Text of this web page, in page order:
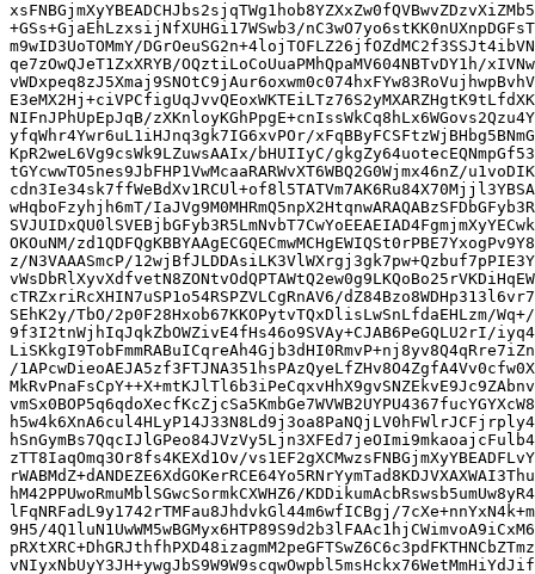
+GSs+GjaEhLzxsijNfXUHGi17WSwb3/
m9wID3UoTOMmY/
qe7zOwQJeT1ZxXRYB/OQztiLoCoUuaPMhQpaMV604NBTvDY1h/
NIFnJPhUpEpJqB/
yfqWhr4Ywr6uL1iHJnq3gk7IG6xvPOr/
KpR2weL6Vg9csWk9LZuwsAAIx/bHUIIyC/
tGYcwwTO5nes9JbFHP1VwMcaaRARWvXT6WBQ2G0Wjmx46nZ/
wHqboFzyhjh6mT/
OKOuNM/
z/N3VAAASmcP/
cTRZxriRcXHIN7uSP1o54RSPZVLCgRnAV6/
SEhK2y/TbO/2p0F28Hxob67KKOPytvTQxDlisLwSnLfdaEHLzm/Wq+/
9f3I2tnWjhIqJqkZbOWZivE4fHs46o9SVAy+CJAB6PeGQLU2rI/
/
zTT8IaqOmq3Or8fs4KEXd1Ov/
hM42PPUwoRmuMblSGwcSormkCXWHZ6/
lFqNRFadL9y1742rTMFau8JhdvkGl44m6wfICBgj/
9H5/